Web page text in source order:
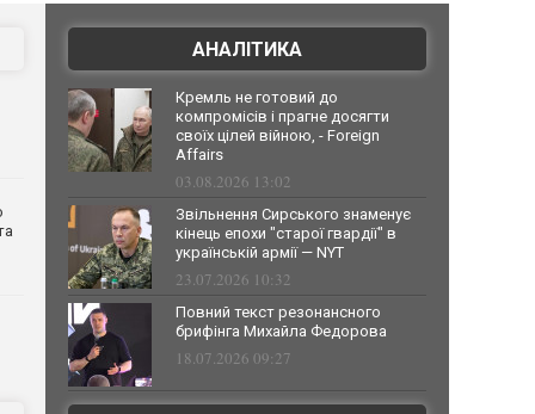
АНАЛІТИКА
Кремль не готовий до
компромісів і прагне досягти
своїх цілей війною, - Foreign
Affairs
03.08.2026 13:02
Звільнення Сирського знаменує
кінець епохи "старої гвардії" в
українській армії — NYT
23.07.2026 10:32
Повний текст резонансного
брифінга Михайла Федорова
18.07.2026 09:27